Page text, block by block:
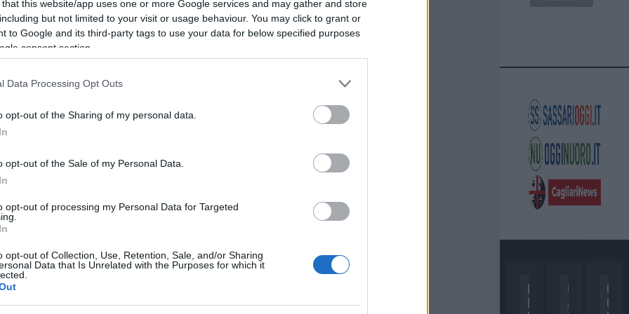
that this website/app uses one or more Google services and may gather and store
but not limited to your visit or usage behaviour. You may click to grant or
to Google and its third-party tags to use your data for below specified purposes
consent section.
Data Processing Opt Outs
opt-out of the Sharing of my personal data.
opt-out of the Sale of my Personal Data.
opt-out of processing my Personal Data for Targeted
opt-out of Collection, Use, Retention, Sale, and/or Sharing
Data that Is Unrelated with the Purposes for which it
Daniela Raimondi a Telti.
, in Piazza Duomo a Telti, dopo il grande
e Telti, la rassegna letteraria
con la presentazione, per la prima
di Daniela Raimondi, “Il primo sole
secondo capitolo della saga familiare “La
che da subito ha scalato le classiche di
dei diritti cinematografici da parte della
Paesi.
le librerie da fine maggio, è riuscito a
primo romanzo, sostando per settimane
in Italia. Daniela Raimondi è nata
D
I
C
A
C
O